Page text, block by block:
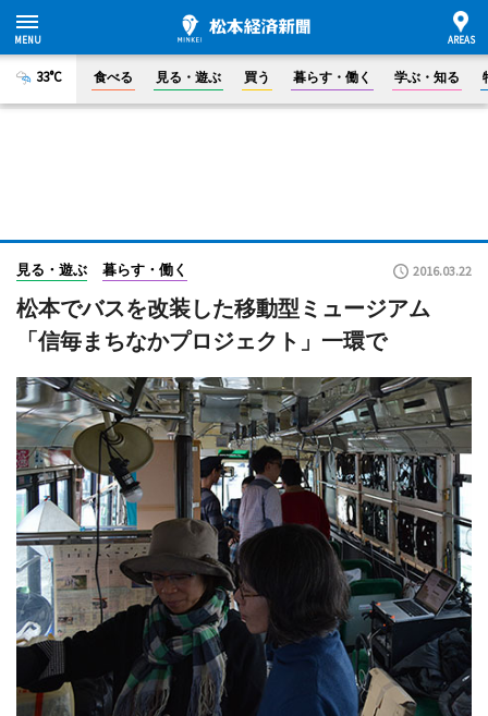
33°C 食べる 見る・遊ぶ 買う 暮らす・働く 学ぶ・知る
見る・遊ぶ 暮らす・働く 2016.03.22
松本でバスを改装した移動型ミュージアム
「信毎まちなかプロジェクト」一環で